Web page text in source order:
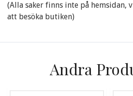
(Alla saker finns inte på hemsidan,
att besöka butiken)
Andra